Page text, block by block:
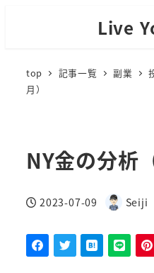
Live
top 記事一覧 副業
月）
NY金の分析
投稿日
2023-07-09
著
Seiji